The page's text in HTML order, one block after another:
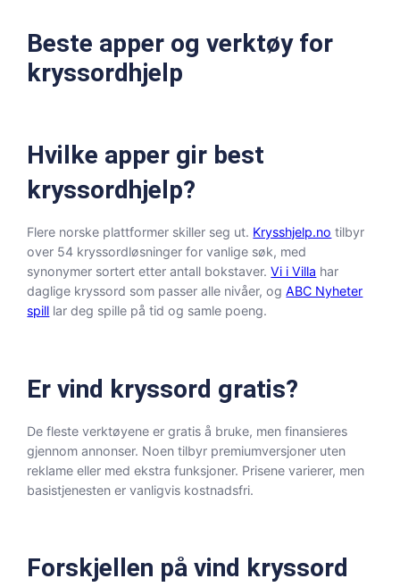
Beste apper og verktøy for
kryssordhjelp
Hvilke apper gir best
kryssordhjelp?
Flere norske plattformer skiller seg ut. Krysshjelp.no tilbyr
over 54 kryssordløsninger for vanlige søk, med
synonymer sortert etter antall bokstaver.Vi i Villa har
daglige kryssord som passer alle nivåer, ogABC Nyheter
spill lar deg spille på tid og samle poeng.
Er vind kryssord gratis?
De fleste verktøyene er gratis å bruke, men finansieres
gjennom annonser. Noen tilbyr premiumversjoner uten
reklame eller med ekstra funksjoner. Prisene varierer, men
basistjenesten er vanligvis kostnadsfri.
Forskjellen på vind kryssord